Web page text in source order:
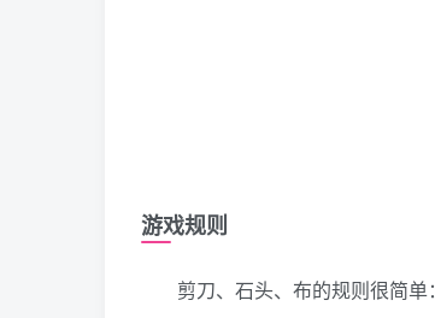
游戏规则
剪刀、石头、布的规则很简单：